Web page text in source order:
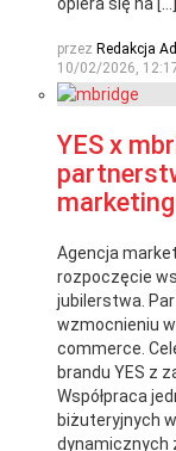
opiera się na […]
przez Redakcja
10/02/2026,
YES x
Agencja
rozpoczęcie
jubilerstwa.
wzmocnieniu
commerce.
brandu YES z
Współpraca
biżuteryjnych
dynamicznych